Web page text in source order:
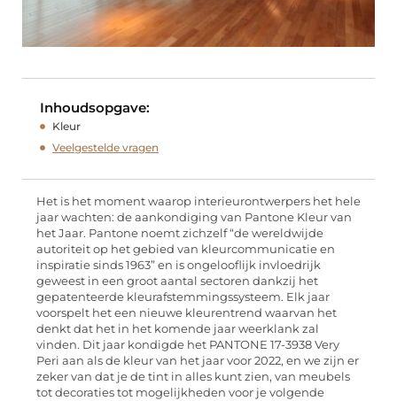
Inhoudsopgave:
Kleur
Veelgestelde vragen
Het is het moment waarop interieurontwerpers het hele
jaar wachten: de aankondiging van Pantone Kleur van
het Jaar. Pantone noemt zichzelf “de wereldwijde
autoriteit op het gebied van kleurcommunicatie en
inspiratie sinds 1963” en is ongelooflijk invloedrijk
geweest in een groot aantal sectoren dankzij het
gepatenteerde kleurafstemmingssysteem. Elk jaar
voorspelt het een nieuwe kleurentrend waarvan het
denkt dat het in het komende jaar weerklank zal
vinden. Dit jaar kondigde het PANTONE 17-3938 Very
Peri aan als de kleur van het jaar voor 2022, en we zijn er
zeker van dat je de tint in alles kunt zien, van meubels
tot decoraties tot mogelijkheden voor je volgende